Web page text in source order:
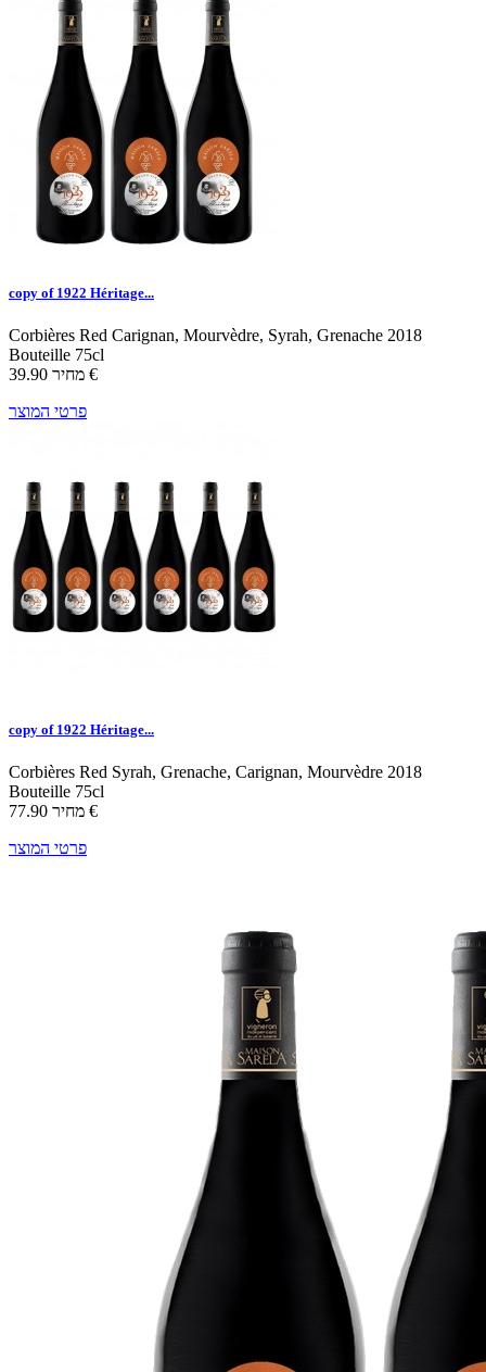
copy of 1922 Héritage...
Corbières Red Carignan, Mourvèdre, Syrah, Grenache 2018
Bouteille 75cl
מחיר 39.90 €
פרטי המוצר
copy of 1922 Héritage...
Corbières Red Syrah, Grenache, Carignan, Mourvèdre 2018
Bouteille 75cl
מחיר 77.90 €
פרטי המוצר